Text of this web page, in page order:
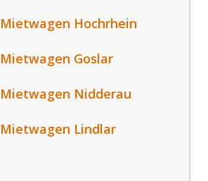
Mietwagen Hochrhein
Mietwagen Goslar
Mietwagen Nidderau
Mietwagen Lindlar